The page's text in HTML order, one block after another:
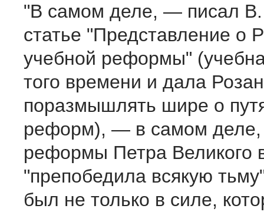
"В самом деле, — писал В.
статье "Представление о
учебной реформы"
того времени и дала
поразмышлять шире о
реформ), — в самом деле,
реформы Петра Великого
"препобедила всякую
был не только в силе,